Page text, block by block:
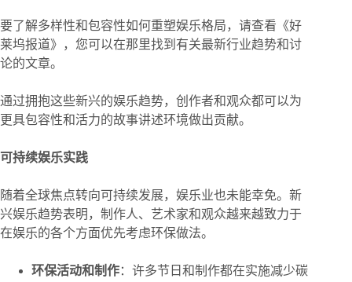
要了解多样性和包容性如何重塑娱乐格局，请查看《好
莱坞报道》，您可以在那里找到有关最新行业趋势和讨
论的文章。
通过拥抱这些新兴的娱乐趋势，创作者和观众都可以为
更具包容性和活力的故事讲述环境做出贡献。
可持续娱乐实践
随着全球焦点转向可持续发展，娱乐业也未能幸免。新
兴娱乐趋势表明，制作人、艺术家和观众越来越致力于
在娱乐的各个方面优先考虑环保做法。
环保活动和制作：许多节日和制作都在实施减少碳